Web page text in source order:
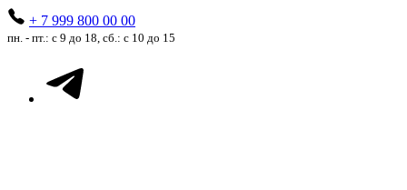
+ 7 999 800 00 00
пн. - пт.: с 9 до 18, сб.: с 10 до 15